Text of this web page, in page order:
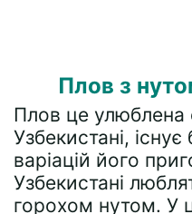
Плов з
Плов це улюблена
Узбекистані, існує
варіацій його
Узбекистані
горохом нутом. У